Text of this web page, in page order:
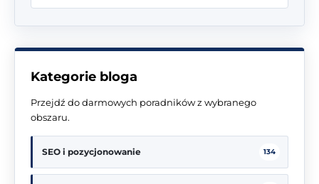
Kategorie bloga
Przejdź do darmowych poradników z wybranego
obszaru.
SEO i pozycjonowanie 134